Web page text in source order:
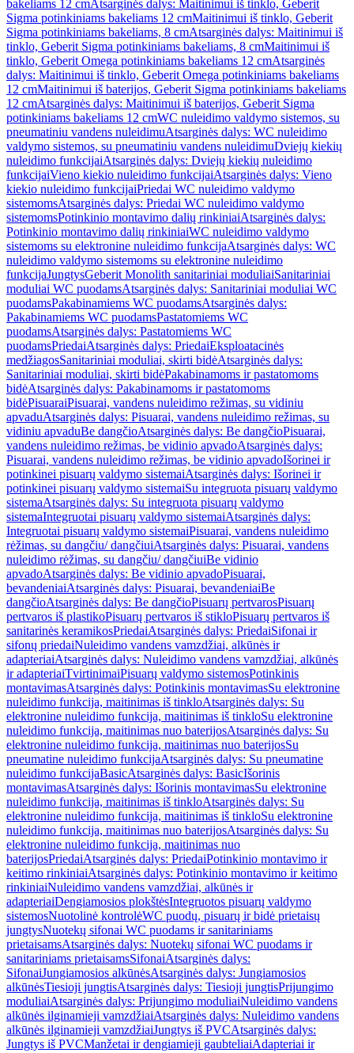
bakeliams 12 cmAtsarginės dalys: Maitinimui iš tinklo, Geberit
Sigma potinkiniams bakeliams 12 cmMaitinimui iš tinklo, Geberit
Sigma potinkiniams bakeliams, 8 cmAtsarginės dalys: Maitinimui iš
tinklo, Geberit Sigma potinkiniams bakeliams, 8 cmMaitinimui iš
tinklo, Geberit Omega potinkiniams bakeliams 12 cmAtsarginės
dalys: Maitinimui iš tinklo, Geberit Omega potinkiniams bakeliams
12 cmMaitinimui iš baterijos, Geberit Sigma potinkiniams bakeliams
12 cmAtsarginės dalys: Maitinimui iš baterijos, Geberit Sigma
potinkiniams bakeliams 12 cmWC nuleidimo valdymo sistemos, su
pneumatiniu vandens nuleidimuAtsarginės dalys: WC nuleidimo
valdymo sistemos, su pneumatiniu vandens nuleidimuDviejų kiekių
nuleidimo funkcijaiAtsarginės dalys: Dviejų kiekių nuleidimo
funkcijaiVieno kiekio nuleidimo funkcijaiAtsarginės dalys: Vieno
kiekio nuleidimo funkcijaiPriedai WC nuleidimo valdymo
sistemomsAtsarginės dalys: Priedai WC nuleidimo valdymo
sistemomsPotinkinio montavimo dalių rinkiniaiAtsarginės dalys:
Potinkinio montavimo dalių rinkiniaiWC nuleidimo valdymo
sistemoms su elektronine nuleidimo funkcijaAtsarginės dalys: WC
nuleidimo valdymo sistemoms su elektronine nuleidimo
funkcijaJungtysGeberit Monolith sanitariniai moduliaiSanitariniai
moduliai WC puodamsAtsarginės dalys: Sanitariniai moduliai WC
puodamsPakabinamiems WC puodamsAtsarginės dalys:
Pakabinamiems WC puodamsPastatomiems WC
puodamsAtsarginės dalys: Pastatomiems WC
puodamsPriedaiAtsarginės dalys: PriedaiEksploatacinės
medžiagosSanitariniai moduliai, skirti bidėAtsarginės dalys:
Sanitariniai moduliai, skirti bidėPakabinamoms ir pastatomoms
bidėAtsarginės dalys: Pakabinamoms ir pastatomoms
bidėPisuaraiPisuarai, vandens nuleidimo režimas, su vidiniu
apvaduAtsarginės dalys: Pisuarai, vandens nuleidimo režimas, su
vidiniu apvaduBe dangčioAtsarginės dalys: Be dangčioPisuarai,
vandens nuleidimo režimas, be vidinio apvadoAtsarginės dalys:
Pisuarai, vandens nuleidimo režimas, be vidinio apvadoIšorinei ir
potinkinei pisuarų valdymo sistemaiAtsarginės dalys: Išorinei ir
potinkinei pisuarų valdymo sistemaiSu integruota pisuarų valdymo
sistemaAtsarginės dalys: Su integruota pisuarų valdymo
sistemaIntegruotai pisuarų valdymo sistemaiAtsarginės dalys:
Integruotai pisuarų valdymo sistemaiPisuarai, vandens nuleidimo
rėžimas, su dangčiu/ dangčiuiAtsarginės dalys: Pisuarai, vandens
nuleidimo rėžimas, su dangčiu/ dangčiuiBe vidinio
apvadoAtsarginės dalys: Be vidinio apvadoPisuarai,
bevandeniaiAtsarginės dalys: Pisuarai, bevandeniaiBe
dangčioAtsarginės dalys: Be dangčioPisuarų pertvarosPisuarų
pertvaros iš plastikoPisuarų pertvaros iš stikloPisuarų pertvaros iš
sanitarinės keramikosPriedaiAtsarginės dalys: PriedaiSifonai ir
sifonų priedaiNuleidimo vandens vamzdžiai, alkūnės ir
adapteriaiAtsarginės dalys: Nuleidimo vandens vamzdžiai, alkūnės
ir adapteriaiTvirtinimaiPisuarų valdymo sistemosPotinkinis
montavimasAtsarginės dalys: Potinkinis montavimasSu elektronine
nuleidimo funkcija, maitinimas iš tinkloAtsarginės dalys: Su
elektronine nuleidimo funkcija, maitinimas iš tinkloSu elektronine
nuleidimo funkcija, maitinimas nuo baterijosAtsarginės dalys: Su
elektronine nuleidimo funkcija, maitinimas nuo baterijosSu
pneumatine nuleidimo funkcijaAtsarginės dalys: Su pneumatine
nuleidimo funkcijaBasicAtsarginės dalys: BasicIšorinis
montavimasAtsarginės dalys: Išorinis montavimasSu elektronine
nuleidimo funkcija, maitinimas iš tinkloAtsarginės dalys: Su
elektronine nuleidimo funkcija, maitinimas iš tinkloSu elektronine
nuleidimo funkcija, maitinimas nuo baterijosAtsarginės dalys: Su
elektronine nuleidimo funkcija, maitinimas nuo
baterijosPriedaiAtsarginės dalys: PriedaiPotinkinio montavimo ir
keitimo rinkiniaiAtsarginės dalys: Potinkinio montavimo ir keitimo
rinkiniaiNuleidimo vandens vamzdžiai, alkūnės ir
adapteriaiDengiamosios plokštėsIntegruotos pisuarų valdymo
sistemosNuotolinė kontrolėWC puodų, pisuarų ir bidė prietaisų
jungtysNuotekų sifonai WC puodams ir sanitariniams
prietaisamsAtsarginės dalys: Nuotekų sifonai WC puodams ir
sanitariniams prietaisamsSifonaiAtsarginės dalys:
SifonaiJungiamosios alkūnėsAtsarginės dalys: Jungiamosios
alkūnėsTiesioji jungtisAtsarginės dalys: Tiesioji jungtisPrijungimo
moduliaiAtsarginės dalys: Prijungimo moduliaiNuleidimo vandens
alkūnės ilginamieji vamzdžiaiAtsarginės dalys: Nuleidimo vandens
alkūnės ilginamieji vamzdžiaiJungtys iš PVCAtsarginės dalys:
Jungtys iš PVCManžetai ir dengiamieji gaubteliaiAdapteriai ir